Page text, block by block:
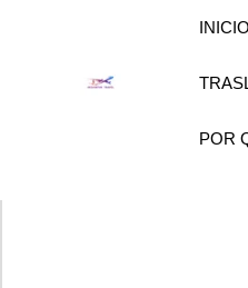
INICIO
POR